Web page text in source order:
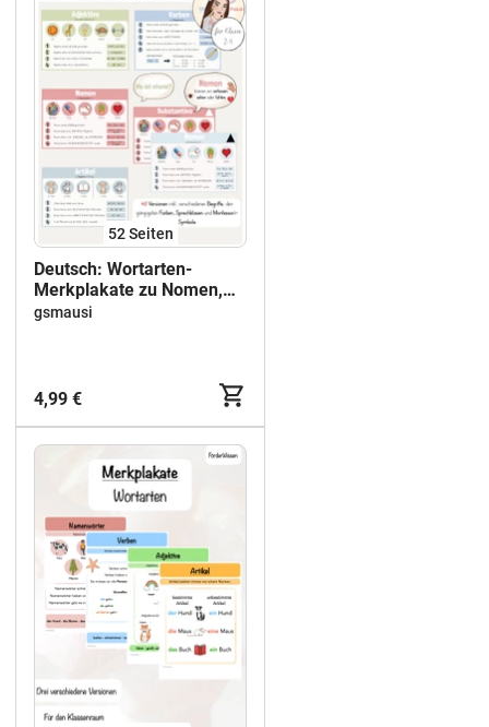
52Seiten
Deutsch: Wortarten-
Merkplakate zu Nomen,
Verben, Adjektiven &
gsmausi
4,99 €